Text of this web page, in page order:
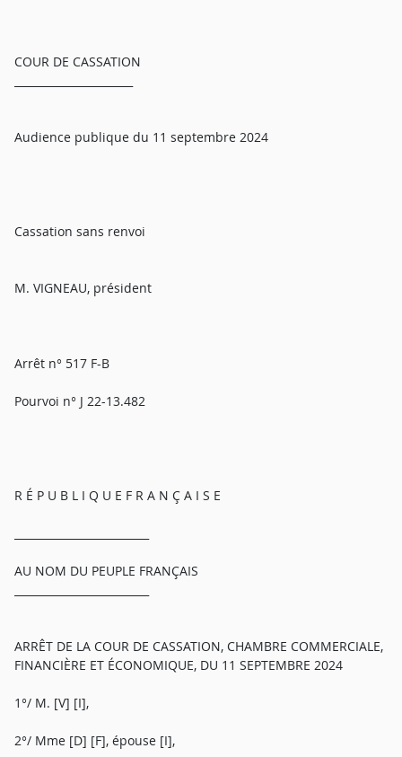
COUR DE CASSATION
Audience publique du 11 septembre 2024
Cassation sans renvoi
M. VIGNEAU, président
Arrêt n° 517 F-B
Pourvoi n° J 22-13.482
R É P U B L I Q U E F R A N Ç A I S E
AU NOM DU PEUPLE FRANÇAIS
ARRÊT DE LA COUR DE CASSATION, CHAMBRE COMMERCIALE,
FINANCIÈRE ET ÉCONOMIQUE, DU 11 SEPTEMBRE 2024
1°/ M. [V] [I],
2°/ Mme [D] [F], épouse [I],